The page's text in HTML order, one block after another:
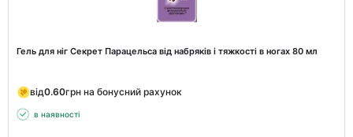
Гель для ніг Секрет Парацельса від набряків і тяжкості в ногах 80 мл
від0.60грн на бонусний рахунок
в наявності